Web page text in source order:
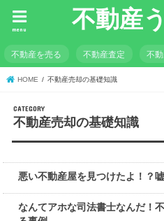
不動産
menu
不動産を売る 不動産査定 不
HOME 不動産売却の基礎知識
不動産売却の基礎知識
不動産売却の基礎知識
悪い不動産屋を見つけたよ！？
不動産売却の基礎知識
なんてアホな司法書士なんだ！